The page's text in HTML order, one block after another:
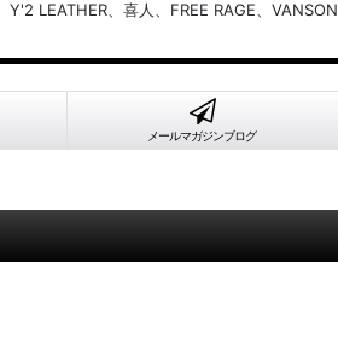
LEATHER、喜人、FREE RAGE、VANSON
メールマガジンブログ